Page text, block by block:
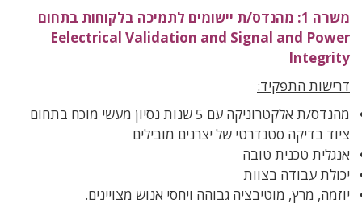
משרה 1: מהנדס/ת יישומים לתמיכה בלקוחות בתחום
Eelectrical Validation and Signal and Power
Integrity
דרישות התפקיד:
מהנדס/ת אלקטרוניקה עם 5 שנות נסיון מעשי מוכח בתחום
ציוד בדיקה סטנדרטי של יצרנים מובילים
אנגלית טכנית טובה
יכולת עבודה בצוות
יוזמה, מרץ, מוטיבציה גבוהה ויחסי אנוש מצויינים.